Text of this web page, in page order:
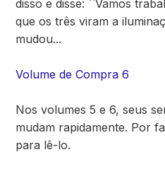
disso e disse: ``Vamos
que os três viram a
mudou...
Volume de Compra 6
Nos volumes 5 e 6, seus
mudam rapidamente. Por
para lê-lo.